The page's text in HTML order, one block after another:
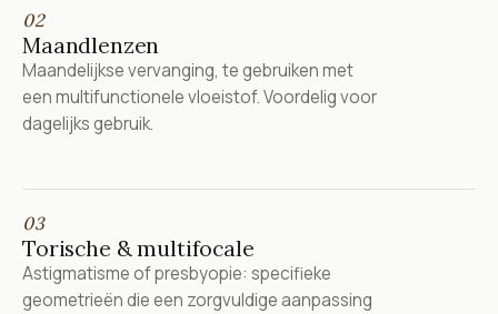
02
Maandlenzen
Maandelijkse vervanging, te gebruiken met
een multifunctionele vloeistof. Voordelig voor
dagelijks gebruik.
03
Torische & multifocale
Astigmatisme of presbyopie: specifieke
geometrieën die een zorgvuldige aanpassing